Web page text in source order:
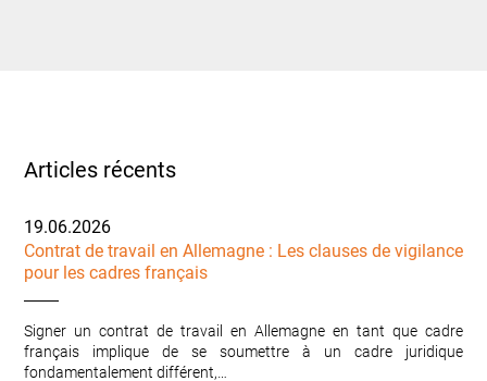
Articles récents
19.06.2026
Contrat de travail en Allemagne : Les clauses de vigilance
pour les cadres français
Signer un contrat de travail en Allemagne en tant que cadre
français implique de se soumettre à un cadre juridique
fondamentalement différent,…